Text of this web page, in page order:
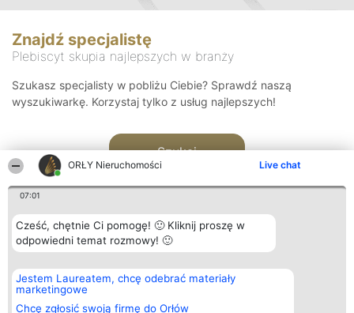
ORŁY Nieruchomości Live chat
07:01
Cześć, chętnie Ci pomogę! 🙂 Kliknij proszę w
odpowiedni temat rozmowy! 🙂
Jestem Laureatem, chcę odebrać materiały
marketingowe
Chcę zgłosić swoją firmę do Orłów
Znajdź specjalistę
Plebiscyt skupia najlepszych w branży
Szukasz specjalisty w pobliżu Ciebie? Sprawdź naszą
wyszukiwarkę. Korzystaj tylko z usług najlepszych!
Szukaj
Organizator plebiscytu
Bright Side Solutions sp. z o.
o. sp. k.
ul. Ruska 22
Plebiscyt
Laureaci
wszystkich
Kontakt
Kontakt